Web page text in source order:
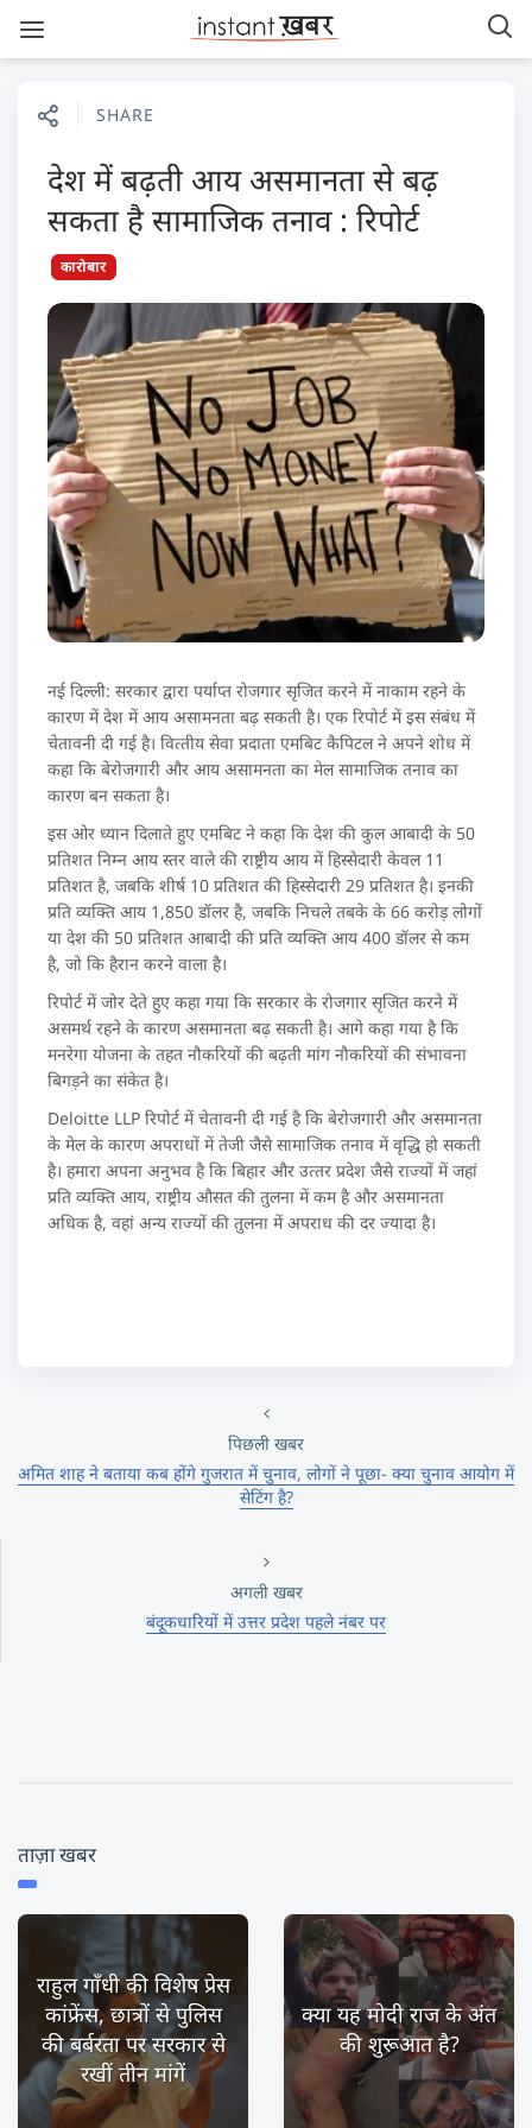
SHARE
देश में बढ़ती आय असमानता से बढ़
सकता है सामाजिक तनाव : रिपोर्ट
कारोबार
नई दिल्ली: सरकार द्वारा पर्याप्त रोजगार सृजित करने में नाकाम रहने के
कारण में देश में आय असामनता बढ़ सकती है। एक रिपोर्ट में इस संबंध में
चेतावनी दी गई है। वित्‍तीय सेवा प्रदाता एमबिट कैपिटल ने अपने शोध में
कहा कि बेरोजगारी और आय असामनता का मेल सामाजिक तनाव का
कारण बन सकता है।
इस ओर ध्यान दिलाते हुए एमबिट ने कहा कि देश की कुल आबादी के 50
प्रतिशत निम्न आय स्तर वाले की राष्ट्रीय आय में हिस्सेदारी केवल 11
प्रतिशत है, जबकि शीर्ष 10 प्रतिशत की हिस्सेदारी 29 प्रतिशत है। इनकी
प्रति व्यक्ति आय 1,850 डॉलर है, जबकि निचले तबके के 66 करोड़ लोगों
या देश की 50 प्रतिशत आबादी की प्रति व्यक्ति आय 400 डॉलर से कम
है, जो कि हैरान करने वाला है।
रिपोर्ट में जोर देते हुए कहा गया कि सरकार के रोजगार सृजित करने में
असमर्थ रहने के कारण असमानता बढ़ सकती है। आगे कहा गया है कि
मनरेगा योजना के तहत नौकरियों की बढ़ती मांग नौकरियों की संभावना
बिगड़ने का संकेत है।
Deloitte LLP रिपोर्ट में चेतावनी दी गई है कि बेरोजगारी और असमानता
के मेल के कारण अपराधों में तेजी जैसे सामाजिक तनाव में वृद्धि हो सकती
है। हमारा अपना अनुभव है कि बिहार और उत्‍तर प्रदेश जैसे राज्यों में जहां
प्रति व्यक्ति आय, राष्ट्रीय औसत की तुलना में कम है और असमानता
अधिक है, वहां अन्य राज्यों की तुलना में अपराध की दर ज्यादा है।
पिछली खबर
अमित शाह ने बताया कब होंगे गुजरात में चुनाव, लोगों ने पूछा- क्या चुनाव आयोग में
सेटिंग है?
अगली खबर
बंदूकधारियों में उत्तर प्रदेश पहले नंबर पर
ताज़ा खबर
राहुल गाँधी की विशेष प्रेस
कांफ्रेंस, छात्रों से पुलिस
की बर्बरता पर सरकार से
रखीं तीन मांगें
क्या यह मोदी राज के अंत
की शुरूआत है?